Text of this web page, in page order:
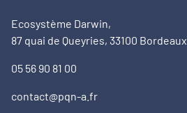
Ecosystème Darwin,
87 quai de Queyries, 33100 Bordeaux
05 56 90 81 00
contact@pqn-a.fr